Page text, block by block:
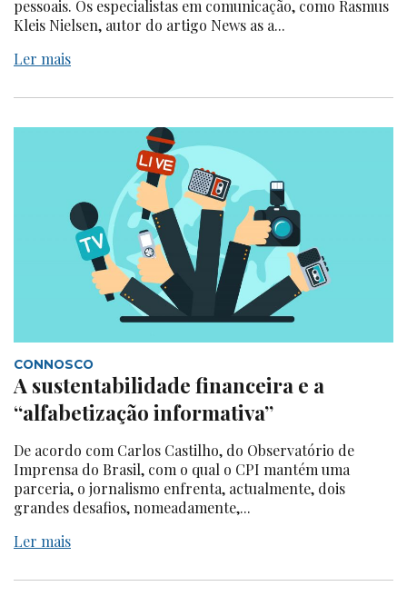
pessoais. Os especialistas em comunicação, como Rasmus
Kleis Nielsen, autor do artigo News as a...
Ler mais
CONNOSCO
A sustentabilidade financeira e a
“alfabetização informativa”
De acordo com Carlos Castilho, do Observatório de
Imprensa do Brasil, com o qual o CPI mantém uma
parceria, o jornalismo enfrenta, actualmente, dois
grandes desafios, nomeadamente,...
Ler mais